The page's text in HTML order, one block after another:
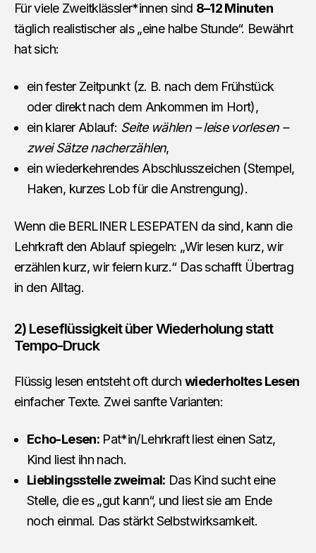
Für viele Zweitklässler*innen sind 8–12 Minuten
täglich realistischer als „eine halbe Stunde“. Bewährt
hat sich:
ein fester Zeitpunkt (z. B. nach dem Frühstück
oder direkt nach dem Ankommen im Hort),
ein klarer Ablauf: Seite wählen – leise vorlesen –
zwei Sätze nacherzählen,
ein wiederkehrendes Abschlusszeichen (Stempel,
Haken, kurzes Lob für die Anstrengung).
Wenn die BERLINER LESEPATEN da sind, kann die
Lehrkraft den Ablauf spiegeln: „Wir lesen kurz, wir
erzählen kurz, wir feiern kurz.“ Das schafft Übertrag
in den Alltag.
2) Leseflüssigkeit über Wiederholung statt
Tempo-Druck
Flüssig lesen entsteht oft durch wiederholtes Lesen
einfacher Texte. Zwei sanfte Varianten:
Echo-Lesen:Pat*in/Lehrkraft liest einen Satz,
Kind liest ihn nach.
Lieblingsstelle zweimal: Das Kind sucht eine
Stelle, die es „gut kann“, und liest sie am Ende
noch einmal. Das stärkt Selbstwirksamkeit.